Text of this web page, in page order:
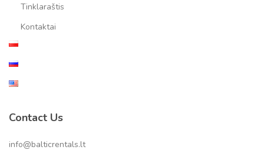
Tinklaraštis
Kontaktai
Contact Us
info@balticrentals.lt